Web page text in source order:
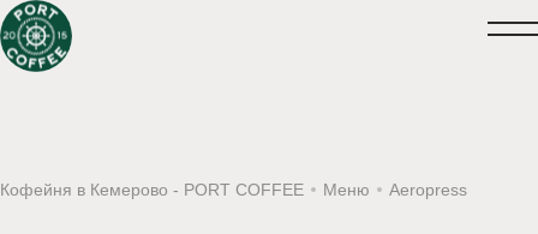
КЕМЕРОВО, ВЕСЕННЯЯ,
09:00 - 22:00 ежедневно
Кофейня в Кемерово - PORT COFFEE Меню Aeropress